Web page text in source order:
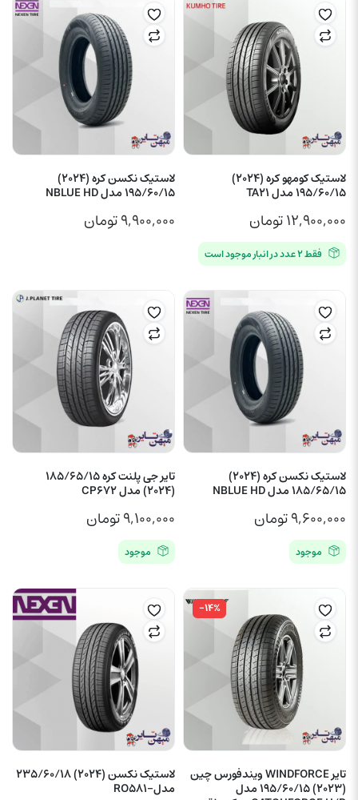
لاستیک کومهو کره (2024)
195/60/15 مدل TA21
۱۲,۹۰۰,۰۰۰تومان
فقط ۲ عدد در انبار موجود است
لاستیک نکسن کره (2024)
195/60/15 مدل NBLUE HD
۹,۹۰۰,۰۰۰تومان
لاستیک نکسن کره (2024)
185/65/15 مدل NBLUE HD
۹,۶۰۰,۰۰۰تومان
موجود
تایر جی پلنت کره 185/65/15
(2024) مدل CP672
۹,۱۰۰,۰۰۰تومان
موجود
-۱۴%
تایر WINDFORCE ویندفورس چین
(2023) 195/60/15 مدل
لاستیک نکسن (2024) 235/60/18
مدل-RO581